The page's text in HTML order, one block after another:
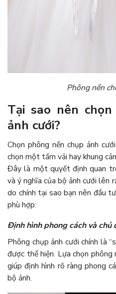
Phông nền
Tại sao nên
ảnh cưới?
Chọn phông nền chụp ảnh
chọn một tấm vải hay khung
Đây là một quyết định quan
và ý nghĩa của bộ ảnh cưới lên
do chính tại sao bạn nên đầu
phù hợp:
Định hình phong cách và chủ
Phông chụp ảnh cưới chính là
được thể hiện. Lựa chọn
giúp định hình rõ ràng phong
bộ ảnh.